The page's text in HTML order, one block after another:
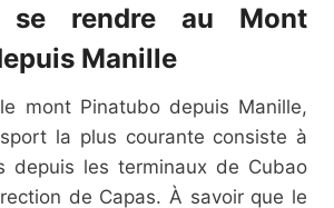
se rendre au Mont
Manille
mont Pinatubo depuis Manille,
la plus courante consiste à
depuis les terminaux de Cubao
de Capas. À savoir que le